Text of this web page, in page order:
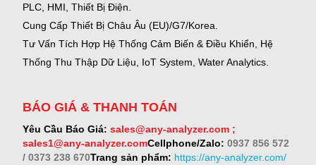
PLC, HMI, Thiết Bị Điện.
Cung Cấp Thiết Bị Châu Âu (EU)/G7/Korea.
Tư Vấn Tích Hợp Hệ Thống Cảm Biến & Điều Khiển, Hệ
Thống Thu Thập Dữ Liệu, IoT System, Water Analytics.
BÁO GIÁ & THANH TOÁN
Yêu Cầu Báo Giá: sales@any-analyzer.com ;
sales1@any-analyzer.comCellphone/Zalo: 0937 856 572
/ 0373 238 670Trang sản phẩm: https://any-analyzer.com/